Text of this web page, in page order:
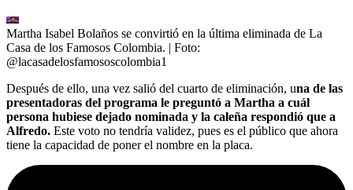
Martha Isabel Bolaños se convirtió en la última eliminada de La
Casa de los Famosos Colombia. | Foto:
@lacasadelosfamososcolombia1
Después de ello, una vez salió del cuarto de eliminación, una de las
presentadoras del programa le preguntó a Martha a cuál
persona hubiese dejado nominada y la caleña respondió que a
Alfredo. Este voto no tendría validez, pues es el público que ahora
tiene la capacidad de poner el nombre en la placa.